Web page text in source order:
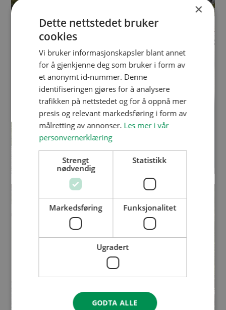
×
Dette nettstedet bruker
cookies
Vi bruker informasjonskapsler blant annet
for å gjenkjenne deg som bruker i form av
et anonymt id-nummer. Denne
identifiseringen gjøres for å analysere
trafikken på nettstedet og for å oppnå mer
presis og relevant markedsføring i form av
målretting av annonser. Les mer i vår
personvernerklæring
Strengt
nødvendig
Statistikk
Markedsføring Funksjonalitet
Ugradert
GODTA ALLE